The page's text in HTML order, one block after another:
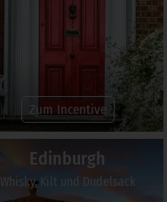
Zum Incentive
Edinburgh
Whisky, Kilt und Dudelsack